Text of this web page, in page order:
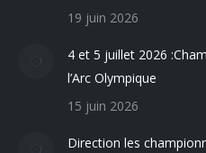
19 juin 2026
4 et 5 juillet 2026
l’Arc Olympique
15 juin 2026
Direction les